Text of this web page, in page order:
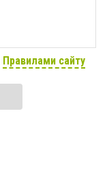
Правилами сайту